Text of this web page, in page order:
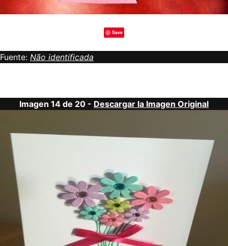
Save
Fuente: Não identificada
Imagen 14 de 20 - Descargar la Imagen Original